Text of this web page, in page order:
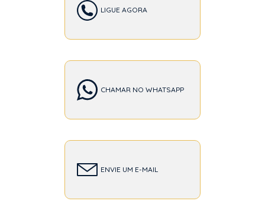
LIGUE AGORA
CHAMAR NO WHATSAPP
ENVIE UM E-MAIL